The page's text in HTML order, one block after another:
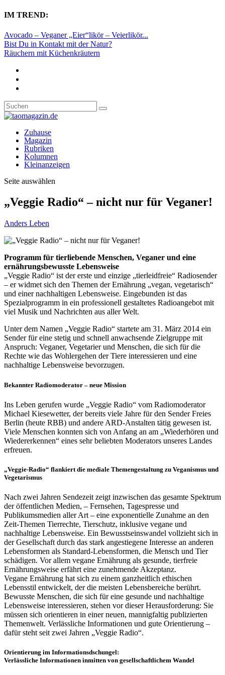
IM TREND:
Avocado – Veganer „Eier“likör – Veierlikör...
Bist Du in Kontakt mit der Natur?
Räuchern mit Küchenkräutern
Zuhause
Magazin
Rubriken
Kolumnen
Kleinanzeigen
Seite auswählen
„Veggie Radio“ – nicht nur für Veganer!
Anders Leben
Programm für tierliebende Menschen, Veganer und eine
ernährungsbewusste Lebensweise
„Veggie Radio“ ist der erste und einzige „tierleidfreie“ Radiosender
– er widmet sich den Themen der Ernährung „vegan, vegetarisch“
und einer nachhaltigen Lebensweise. Eingebunden ist das
Spezialprogramm in ein professionell gestaltetes Radioangebot mit
viel Musik und Nachrichten aus aller Welt.
Unter dem Namen „Veggie Radio“ startete am 31. März 2014 ein
Sender für eine stetig und schnell anwachsende Zielgruppe mit
Anspruch: Veganer, Vegetarier und Menschen, die sich für die
Rechte wie das Wohlergehen der Tiere interessieren und eine
nachhaltige Lebensweise bevorzugen.
Bekannter Radiomoderator – neue Mission
Ins Leben gerufen wurde „Veggie Radio“ vom Radiomoderator
Michael Kiesewetter, der bereits viele Jahre für den Sender Freies
Berlin (heute RBB) und andere ARD-Anstalten tätig gewesen ist.
Viele Menschen konnten sich von Anfang an am „Wiederhören und
Wiedererkennen“ eines sehr beliebten Moderators unseres Landes
erfreuen.
„Veggie-Radio“ flankiert die mediale Themengestaltung zu Veganismus und
Vegetarismus
Nach zwei Jahren Sendezeit zeigt inzwischen das gesamte Spektrum
der öffentlichen Medien, – Fernsehen, Tagespresse und
Publikumsmedien aller Art – eine exponentielle Zunahme an den
Zeit-Themen Tierrechte, Tierschutz, inklusive vegane und
nachhaltige Lebensweise. Ein Bewusstseinswandel vollzieht sich in
der Gesellschaft durch das stark angestiegene Interesse an anderen
Lebensformen als Standard-Lebensformen, die Mensch und Tier
schädigen. Vor allem vegane Ernährung als gesunde, tierfreie
Ernährungsweise erfährt eine zunehmende Akzeptanz.
Vegane Ernährung hat sich zu einem ganzheitlich ethischen
Lebensstil entwickelt, der die meisten Lebensbereiche berührt.
Bewusste Menschen, die sich für eine gesunde und nachhaltige
Lebensweise interessieren, stehen vor dieser Herausforderung: Sie
müssen sich orientieren in einer neuen, mannigfaltig publizierten
Themenwelt. Verlässliche Informationen und gute Orientierung –
dafür steht seit zwei Jahren „Veggie Radio“.
Orientierung im Informationsdschungel:
Verlässliche Informationen inmitten von gesellschaftlichem Wandel